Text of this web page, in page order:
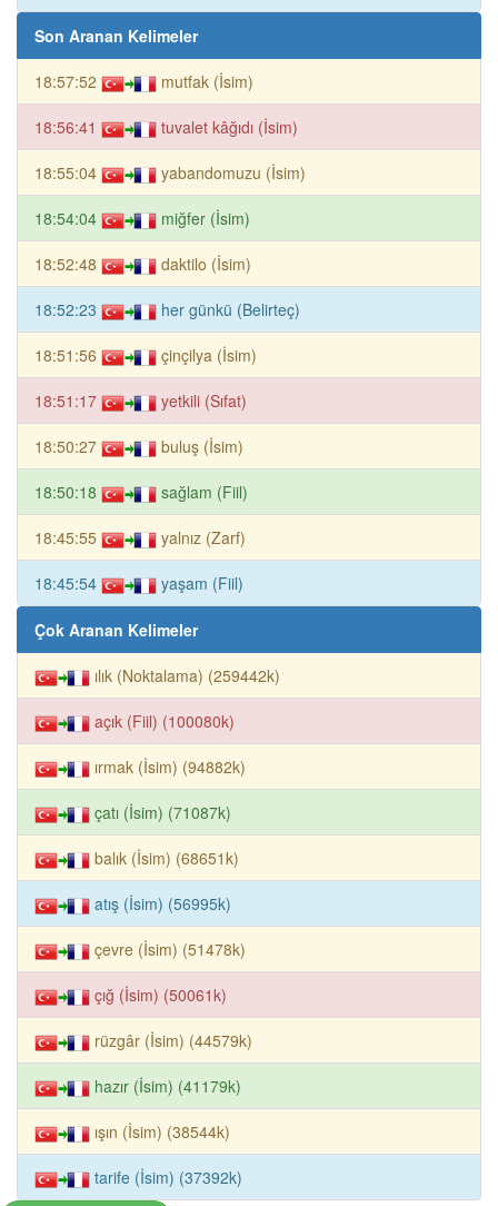
Son Aranan Kelimeler
18:57:52 mutfak (İsim)
18:56:41 tuvalet kâğıdı (İsim)
18:55:04 yabandomuzu (İsim)
18:54:04 miğfer (İsim)
18:52:48 daktilo (İsim)
18:52:23 her günkü (Belirteç)
18:51:56 çinçilya (İsim)
18:51:17 yetkili (Sıfat)
18:50:27 buluş (İsim)
18:50:18 sağlam (Fiil)
18:45:55 yalnız (Zarf)
18:45:54 yaşam (Fiil)
Çok Aranan Kelimeler
ılık (Noktalama) (259442k)
açık (Fiil) (100080k)
ırmak (İsim) (94882k)
çatı (İsim) (71087k)
balık (İsim) (68651k)
atış (İsim) (56995k)
çevre (İsim) (51478k)
çığ (İsim) (50061k)
rüzgâr (İsim) (44579k)
hazır (İsim) (41179k)
ışın (İsim) (38544k)
tarife (İsim) (37392k)